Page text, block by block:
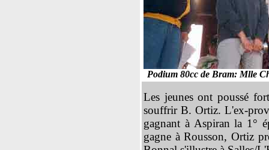
Podium 80cc deBram: Mlle
Les jeunes ont poussé
souffrir B. Ortiz. L'ex-
gagnant à Aspiran la 1°
gagne à Rousson, Ortiz